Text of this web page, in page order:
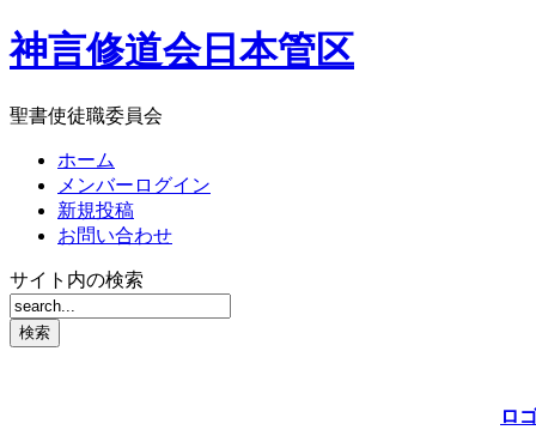
神言修道会日本管区
聖書使徒職委員会
ホーム
メンバーログイン
新規投稿
お問い合わせ
サイト内の検索
ロ